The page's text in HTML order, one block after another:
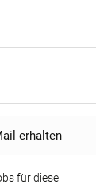
erhalten
für diese